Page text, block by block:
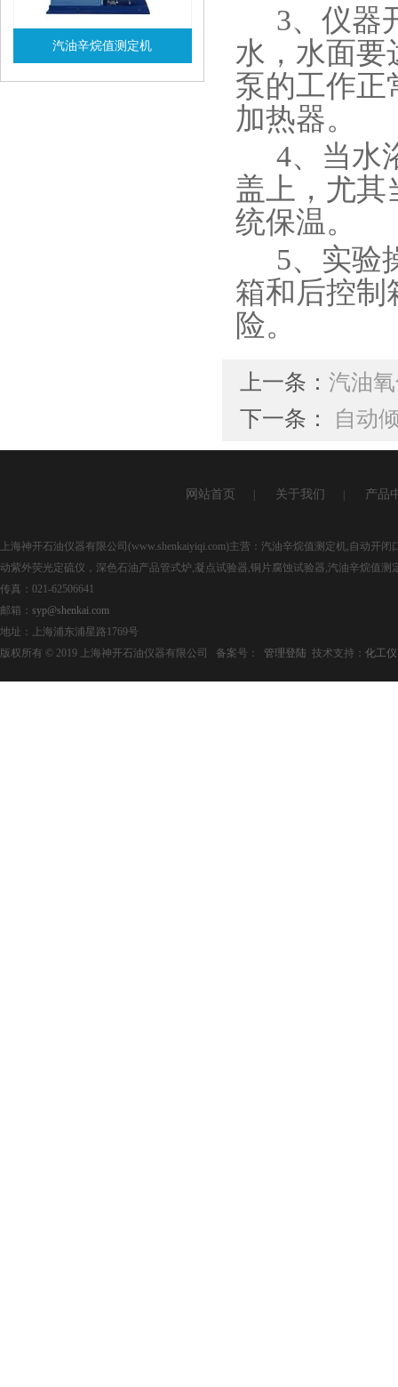
汽油辛烷值测定机
查看详情
3、仪器
水，水面要
泵的工作正
加热器。
4、当水
盖上，尤其
统保温。
5、实验
箱和后控制
险。
上一条： 汽油
下一条：
自动
网站首页 关于我们 产品
上海神开石油仪器有限公司(www.shenkaiyiqi.com)主营：汽油辛烷值测定机,自动
动紫外荧光定硫仪，深色石油产品管式炉,凝点试验器,铜片腐蚀试验器,汽油辛烷值测
传真：021-62506641
邮箱： syp@shenkai.com
地址：上海浦东浦星路1769号
版权所有 © 2019 上海神开石油仪器有限公司 备案号：
管理登陆 技术支持： 化工